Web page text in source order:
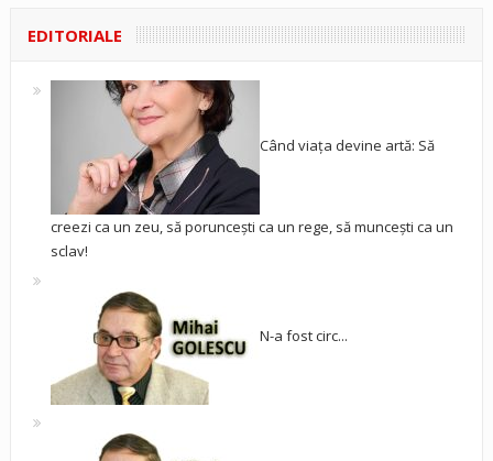
EDITORIALE
Când viața devine artă: Să
creezi ca un zeu, să poruncești ca un rege, să muncești ca un
sclav!
N-a fost circ...